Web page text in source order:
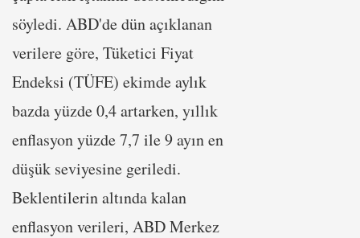
söyledi. ABD'de dün açıklanan
verilere göre, Tüketici Fiyat
Endeksi (TÜFE) ekimde aylık
bazda yüzde 0,4 artarken, yıllık
enflasyon yüzde 7,7 ile 9 ayın en
düşük seviyesine geriledi.
Beklentilerin altında kalan
enflasyon verileri, ABD Merkez